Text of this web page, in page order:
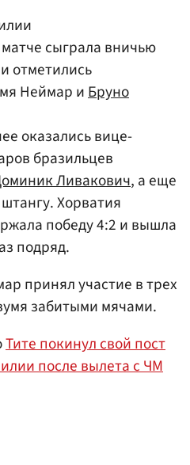
сыграла вничью
отметились
Неймар иБруно
оказались вице-
бразильцев
Ливакович, а еще
Хорватия
победу 4:2 и вышла
подряд.
принял участие в трех
забитыми мячами.
Тите покинул свой пост
после вылета с ЧМ